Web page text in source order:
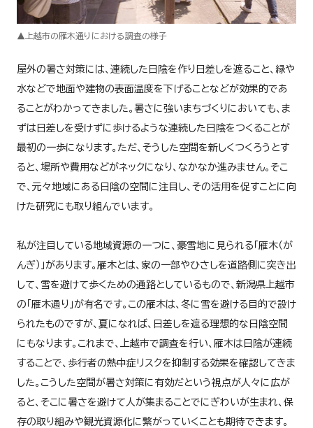
▲上越市の雁木通りにおける調査の様子
屋外の暑さ対策には、連続した日陰を作り日差しを遮ること、緑や
水などで地面や建物の表面温度を下げることなどが効果的であ
ることがわかってきました。暑さに強いまちづくりにおいても、ま
ずは日差しを受けずに歩けるような連続した日陰をつくることが
最初の一歩になります。ただ、そうした空間を新しくつくろうとす
ると、場所や費用などがネックになり、なかなか進みません。そこ
で、元々地域にある日陰の空間に注目し、その活用を促すことに向
けた研究にも取り組んでいます。
私が注目している地域資源の一つに、豪雪地に見られる「雁木（が
んぎ）」があります。雁木とは、家の一部やひさしを道路側に突き出
して、雪を避けて歩くための通路としているもので、新潟県上越市
の「雁木通り」が有名です。この雁木は、冬に雪を避ける目的で設け
られたものですが、夏になれば、日差しを遮る理想的な日陰空間
にもなります。これまで、上越市で調査を行い、雁木は日陰が連続
することで、歩行者の熱中症リスクを抑制する効果を確認してきま
した。こうした空間が暑さ対策に有効だという視点が人々に広が
ると、そこに暑さを避けて人が集まることでにぎわいが生まれ、保
存の取り組みや観光資源化に繋がっていくことも期待できます。